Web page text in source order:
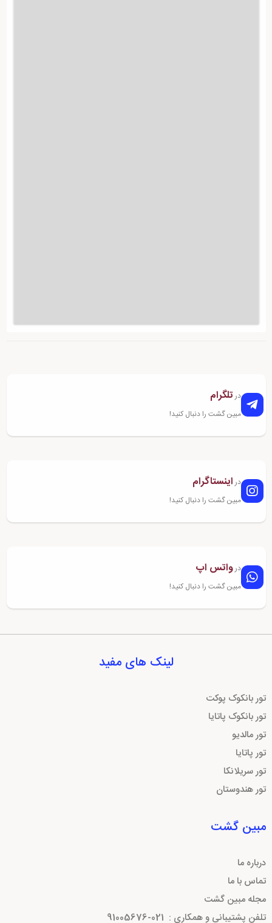
در تلگرام
مبین گشت را دنبال کنید!
در اینستاگرام
مبین گشت را دنبال کنید!
درواتس اپ
مبین گشت را دنبال کنید!
لینک های مفید
تور بانکوک پوکت
تور بانکوک پاتایا
تور مالدیو
تور پاتایا
تور سریلانکا
تور هندوستان
مبین گشت
درباره ما
تماس با ما
مجله مبین گشت
تلفن پشتیبانی و همکاری : 021-91005676